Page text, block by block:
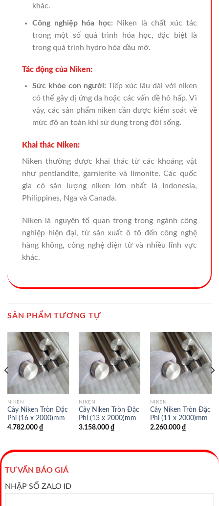
khác.
Công nghiệp hóa học: Niken là chất xúc tác
trong một số quá trình hóa học, đặc biệt là
trong quá trình hydro hóa dầu mỡ.
Tác động của Niken:
Sức khỏe con người: Tiếp xúc lâu dài với niken
có thể gây dị ứng da hoặc các vấn đề hô hấp. Vì
vậy, các sản phẩm niken cần được kiểm soát về
mức độ an toàn khi sử dụng trong đời sống.
Khai thác Niken:
Niken thường được khai thác từ các khoáng vật
như pentlandite, garnierite và limonite. Các quốc
gia có sản lượng niken lớn nhất là Indonesia,
Philippines, Nga và Canada.
Niken là nguyên tố quan trọng trong ngành công
nghiệp hiện đại, từ sản xuất ô tô đến công nghệ
hàng không, công nghệ điện tử và nhiều lĩnh vực
khác.
SẢN PHẨM TƯƠNG TỰ
NIKEN
Cây Niken Tròn Đặc
Phi (16 x 2000)mm
4.782.000 ₫
NIKEN
Cây Niken Tròn Đặc
Phi (13 x 2000)mm
3.158.000 ₫
NIKEN
Cây Niken Tròn Đặc
Phi (11 x 2000)mm
2.260.000 ₫
TƯ VẤN BÁO GIÁ
NHẬP SỐ ZALO ID